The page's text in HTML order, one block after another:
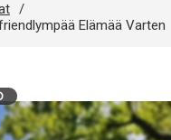
Elämää Varten